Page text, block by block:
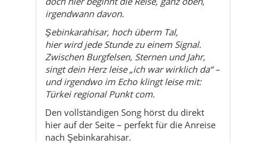
singt dein Herz leise „ich war wirklich da“ –
und irgendwo im Echo klingt leise mit:
Türkei regional Punkt com.
Den vollständigen Song hörst du direkt
hier auf der Seite – perfekt für die Anreise
nach Şebinkarahisar.
So hörst du den Şebinkarahisar-
Song am besten